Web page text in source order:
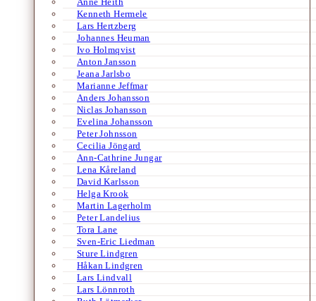
Kenneth Hermele
Lars Hertzberg
Johannes Heuman
Ivo Holmqvist
Anton Jansson
Jeana Jarlsbo
Marianne Jeffmar
Anders Johansson
Niclas Johansson
Evelina Johansson
Peter Johnsson
Cecilia Jöngard
Ann-Cathrine Jungar
Lena Kåreland
David Karlsson
Helga Krook
Martin Lagerholm
Peter Landelius
Tora Lane
Sven-Eric Liedman
Sture Lindgren
Håkan Lindgren
Lars Lindvall
Lars Lönnroth